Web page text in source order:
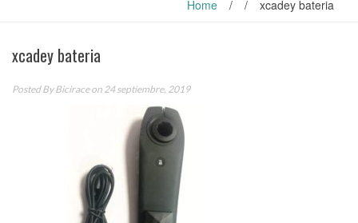
Home / / xcadey bateria
xcadey bateria
Posted ByBiciraceon 24 septiembre, 2019